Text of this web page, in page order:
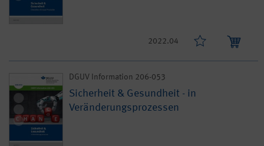
2022.04
DGUV Information 206-053
Sicherheit & Gesundheit - in
Veränderungsprozessen